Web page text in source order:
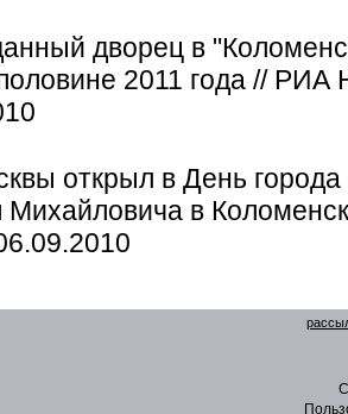
дворец в
2011 года // РИА
открыл в День
Михайловича в